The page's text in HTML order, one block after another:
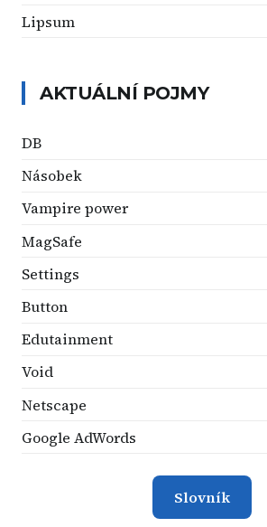
Lipsum
AKTUÁLNÍ POJMY
DB
Násobek
Vampire power
MagSafe
Settings
Button
Edutainment
Void
Netscape
Google AdWords
Slovník